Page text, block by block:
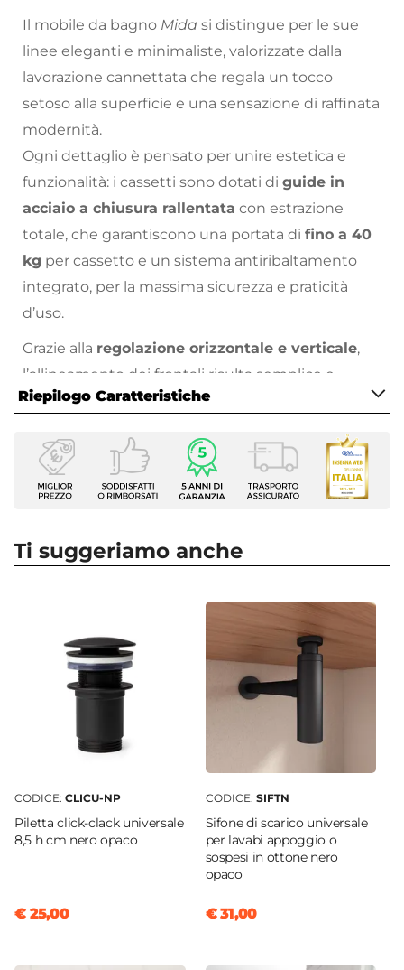
Il mobile da bagno Mida si distingue per le sue
linee eleganti e minimaliste, valorizzate dalla
lavorazione cannettata che regala un tocco
setoso alla superficie e una sensazione di raffinata
modernità.
Ogni dettaglio è pensato per unire estetica e
funzionalità: i cassetti sono dotati di guide in
acciaio a chiusura rallentata con estrazione
totale, che garantiscono una portata di fino a 40
kg per cassetto e un sistema antiribaltamento
integrato, per la massima sicurezza e praticità
d’uso.
Grazie alla regolazione orizzontale e verticale,
l’allineamento dei frontali risulta semplice e
preciso, anche dopo l’installazione.
nobilitato
, mentre i frontali sono in MDF
per
assicurare solidità e durata nel tempo e l’interno
antracite
Midasi adatta perfettamente a ogni tipo di
senza rinunciare al design. Un arredo pensato per
chi cerca essenzialità, qualità e stile in un’unica
soluzione.
Riepilogo Caratteristiche
Caratteristiche Mobile
Larghezza
120 cm
Altezza
Struttura
Cassetti
Legno nobilitato
Frontale
Sistema Di Apertura
Maniglia
Colore Maniglie E Pomelli
Ti suggeriamo anche
CODICE: CLICU-NP
Piletta click-clack universale
8,5 h cm nero opaco
€ 25,00
CODICE: SIFTN
Sifone di scarico universale
per lavabi appoggio o
sospesi in ottone nero
opaco
€ 31,00